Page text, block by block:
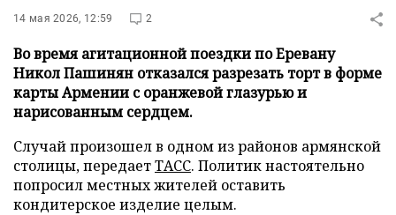
14 мая 2026, 12:59 2
Во время агитационной поездки по Еревану
Никол Пашинян отказался разрезать торт в форме
карты Армении с оранжевой глазурью и
нарисованным сердцем.
Случай произошел в одном из районов армянской
столицы, передаетТАСС. Политик настоятельно
попросил местных жителей оставить
кондитерское изделие целым.